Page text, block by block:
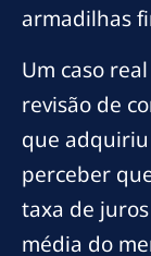
armadilhas
Um caso
revisão de
que
perceber
taxa de
média do